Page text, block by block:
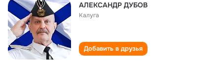
АЛЕКСАНДР ДУБОВ
Калуга
Добавить в друзья